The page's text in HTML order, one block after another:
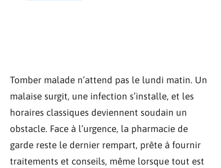
Tomber malade n’attend pas le lundi matin. Un
malaise surgit, une infection s’installe, et les
horaires classiques deviennent soudain un
obstacle. Face à l’urgence, la pharmacie de
garde reste le dernier rempart, prête à fournir
traitements et conseils, même lorsque tout est